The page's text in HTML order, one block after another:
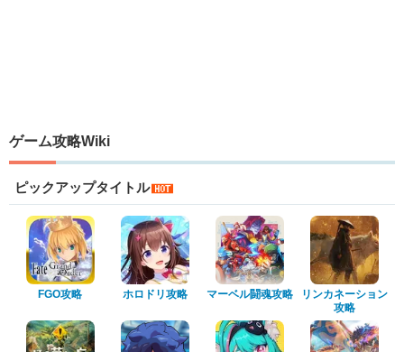
ゲーム攻略Wiki
ピックアップタイトル
FGO攻略 ホロドリ攻略 マーベル闘魂攻略
リンカネーション
攻略